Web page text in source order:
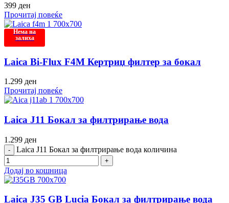
399 ден
Прочитај повеќе
Нема на
залиха
Laica Bi-Flux F4M Кертриџ филтер за бокал
1.299 ден
Прочитај повеќе
Laica J11 Бокал за филтрирање вода
1.299 ден
Laica J11 Бокал за филтрирање вода количина
Додај во кошница
Laica J35 GB Lucia Бокал за филтрирање вода